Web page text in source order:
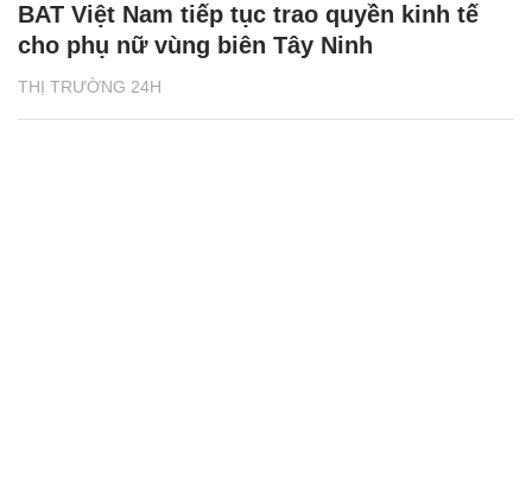
THỊ TRƯỜNG 24H
BAT Việt Nam tiếp tục trao quyền kinh tế
cho phụ nữ vùng biên Tây Ninh